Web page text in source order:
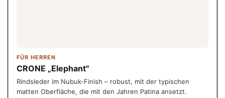
FÜR HERREN
CRONE „Elephant"
Rindsleder im Nubuk-Finish – robust, mit der typischen
matten Oberfläche, die mit den Jahren Patina ansetzt.